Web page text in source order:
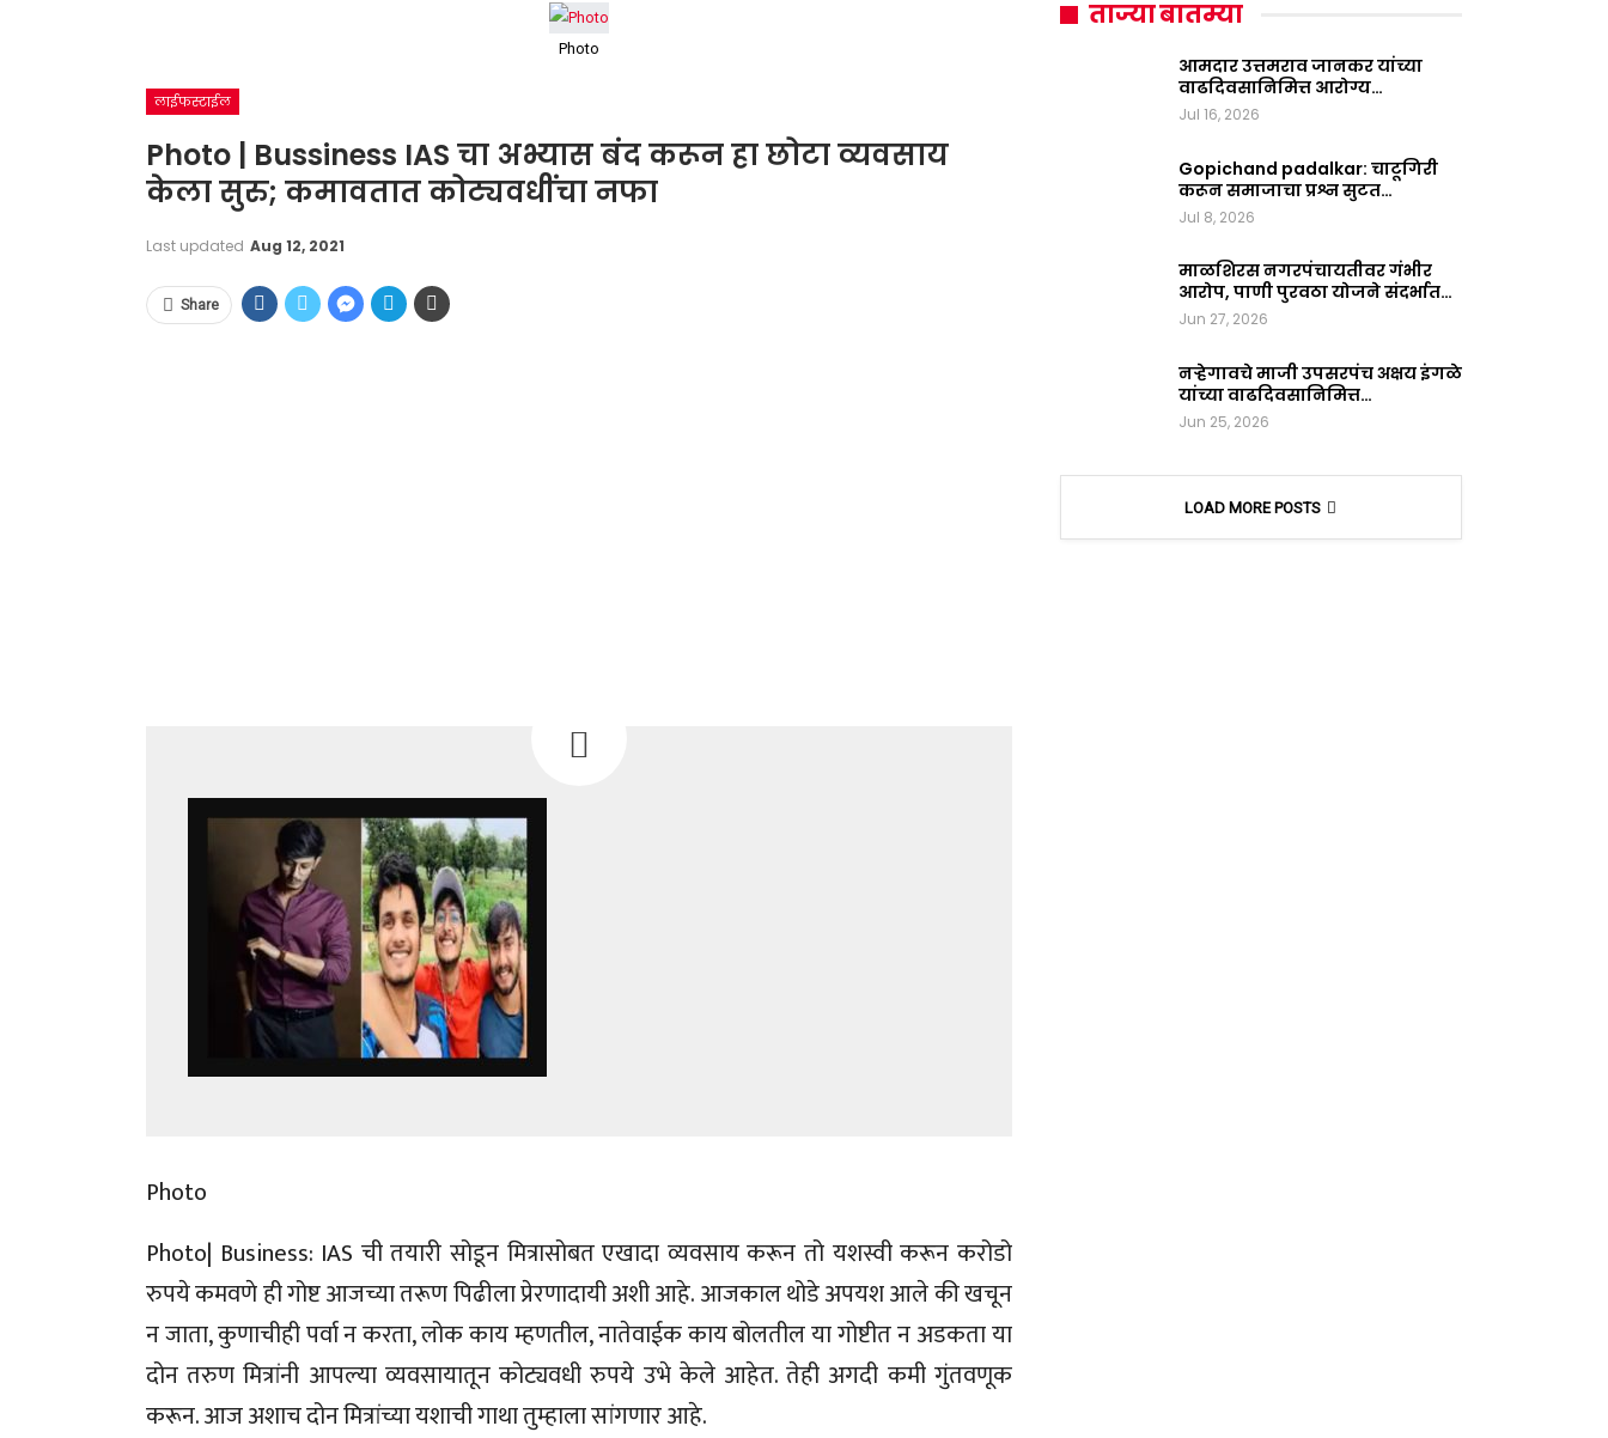
Photo
लाईफस्टाईल
Photo | Bussiness IAS चा अभ्यास बंद करून हा छोटा व्यवसाय
केला सुरु; कमावतात कोट्यवधींचा नफा
Last updated Aug 12, 2021
Share
Photo
Photo| Business: IAS ची तयारी सोडून मित्रासोबत एखादा व्यवसाय करून तो यशस्वी करून करोडो
रुपये कमवणे ही गोष्ट आजच्या तरूण पिढीला प्रेरणादायी अशी आहे. आजकाल थोडे अपयश आले की खचून
न जाता, कुणाचीही पर्वा न करता, लोक काय म्हणतील, नातेवाईक काय बोलतील या गोष्टीत न अडकता या
दोन तरुण मित्रांनी आपल्या व्यवसायातून कोट्यवधी रुपये उभे केले आहेत. तेही अगदी कमी गुंतवणूक
करून. आज अशाच दोन मित्रांच्या यशाची गाथा तुम्हाला सांगणार आहे.
ताज्या बातम्या
आमदार उत्तमराव जानकर यांच्या
वाढदिवसानिमित्त आरोग्य…
Jul 16, 2026
Gopichand padalkar: चाटूगिरी
करून समाजाचा प्रश्न सुटत…
Jul 8, 2026
माळशिरस नगरपंचायतीवर गंभीर
आरोप, पाणी पुरवठा योजने संदर्भात…
Jun 27, 2026
नऱ्हेगावचे माजी उपसरपंच अक्षय इंगळे
यांच्या वाढदिवसानिमित्त…
Jun 25, 2026
LOAD MORE POSTS